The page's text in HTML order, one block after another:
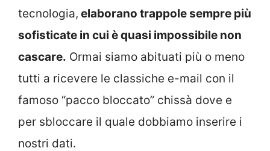
tecnologia, elaborano trappole sempre più
sofisticate in cui è quasi impossibile non
cascare. Ormai siamo abituati più o meno
tutti a ricevere le classiche e-mail con il
famoso “pacco bloccato” chissà dove e
per sbloccare il quale dobbiamo inserire i
nostri dati.